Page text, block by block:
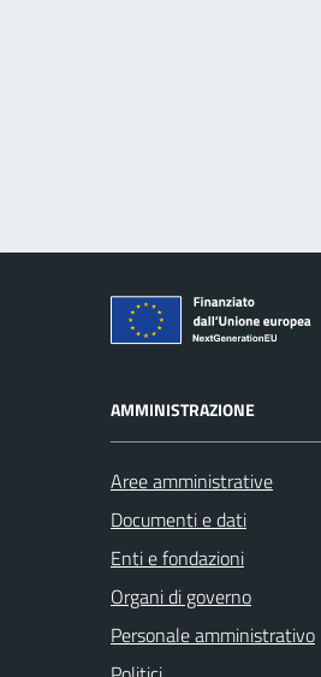
AMMINISTRAZIONE
Aree amministrative
Documenti e dati
Enti e fondazioni
Organi di governo
Personale amministrativo